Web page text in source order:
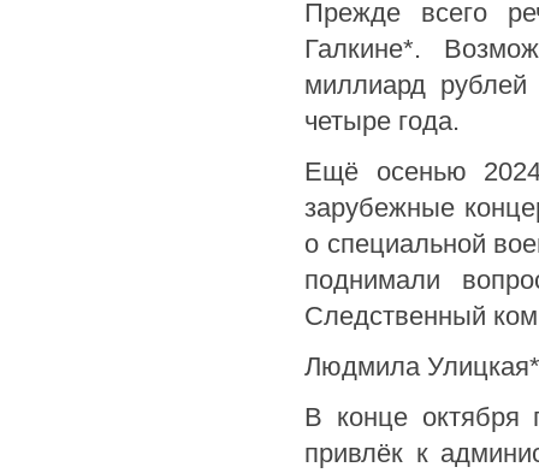
Прежде всего
Галкине*.
миллиард
четыре года.
Ещё осенью
зарубежные
о специальной
поднимали
Следственный
Людмила Улицкая*
В конце октября
привлёк к